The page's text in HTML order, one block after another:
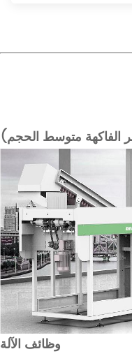
الفاكهة متوسط الحجم)
وظائف الآلة